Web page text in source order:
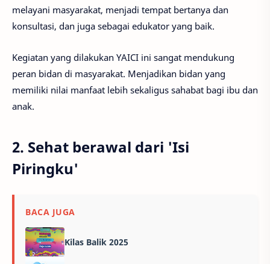
melayani masyarakat, menjadi tempat bertanya dan
konsultasi, dan juga sebagai edukator yang baik.
Kegiatan yang dilakukan YAICI ini sangat mendukung
peran bidan di masyarakat. Menjadikan bidan yang
memiliki nilai manfaat lebih sekaligus sahabat bagi ibu dan
anak.
2. Sehat berawal dari 'Isi
Piringku'
BACA JUGA
Kilas Balik 2025